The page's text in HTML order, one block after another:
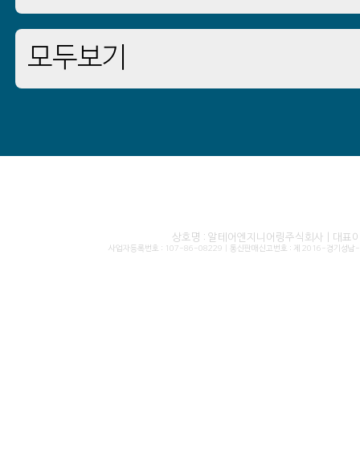
모두보기
상호명 : 알테어엔지니어링주식회사 | 대표
사업자등록번호 : 107-86-08229 | 통신판매신고번호 : 제 2016-경기성